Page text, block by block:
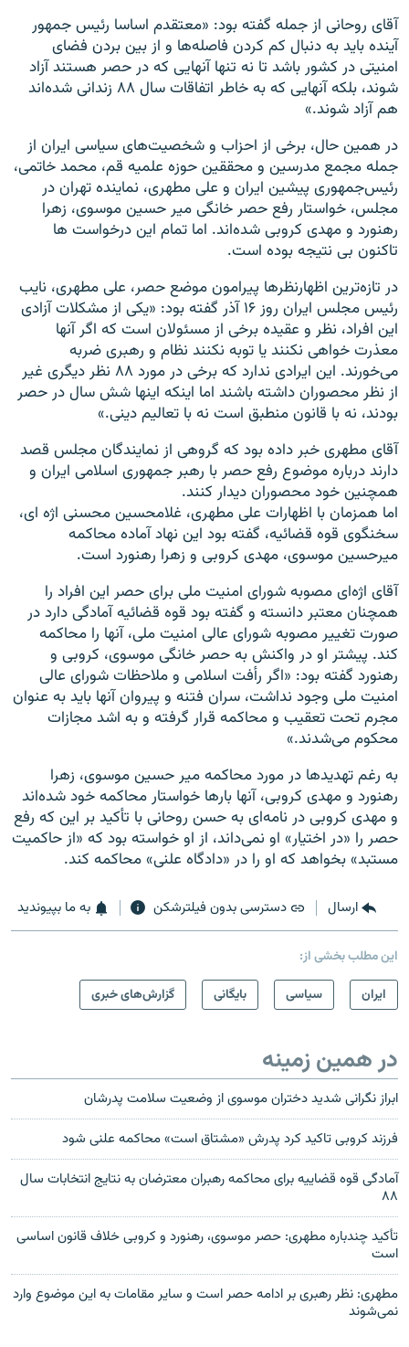
آقای روحانی از جمله گفته بود: «معتقدم اساسا رئیس جمهور
آینده باید به دنبال کم کردن فاصله‌ها و از بین بردن فضای
امنیتی در کشور باشد تا نه تنها آنهایی که در حصر هستند آزاد
شوند، بلکه آنهایی که به خاطر اتفاقات سال ۸۸ زندانی شده‌اند
هم آزاد شوند.»
در همین حال، برخی از احزاب و شخصیت‌های سیاسی ایران از
جمله مجمع مدرسین و محققین حوزه علمیه قم، محمد خاتمی،
رئیس‌جمهوری پیشین ایران و علی مطهری، نماینده تهران در
مجلس، خواستار رفع حصر خانگی میر حسین موسوی، زهرا
رهنورد و مهدی کروبی شده‌اند. اما تمام این درخواست ها
تاکنون بی نتیجه بوده است.
در تازه‌ترین اظهارنظرها پیرامون موضع حصر، علی مطهری، نایب
رئیس مجلس ایران روز ۱۶ آذر گفته بود: «یکی از مشکلات آزادی
این افراد، نظر و عقیده برخی از مسئولان است که اگر آنها
معذرت خواهی نکنند یا توبه نکنند نظام و رهبری ضربه
می‌خورند. این ایرادی ندارد که برخی در مورد ۸۸ نظر دیگری غیر
از نظر محصوران داشته باشند اما اینکه اینها شش سال در حصر
بودند، نه با قانون منطبق است نه با تعالیم دینی.»
آقای مطهری خبر داده بود که گروهی از نمایندگان مجلس قصد
دارند درباره موضوع رفع حصر با رهبر جمهوری اسلامی ایران و
همچنین خود محصوران دیدار کنند.
اما همزمان با اظهارات علی مطهری، غلامحسین محسنی اژه ای،
سخنگوی قوه قضائیه، گفته بود این نهاد آماده محاکمه
میرحسین موسوی، مهدی کروبی و زهرا رهنورد است.
آقای اژه‌ای مصوبه شورای امنیت ملی برای حصر این افراد را
همچنان معتبر دانسته و گفته بود قوه قضائیه آمادگی دارد در
صورت تغییر مصوبه شورای عالی امنیت ملی، آنها را محاکمه
کند. پیشتر او در واکنش به حصر خانگی موسوی، کروبی و
رهنورد گفته بود: «اگر رأفت اسلامی و ملاحظات شورای عالی
امنیت ملی وجود نداشت،‌ سران فتنه و پیروان آنها باید به عنوان
مجرم تحت تعقیب و محاکمه قرار گرفته و به اشد مجازات
محکوم می‌شدند.»
به رغم تهدیدها در مورد محاکمه میر حسین موسوی، زهرا
رهنورد و مهدی کروبی، آنها بارها خواستار محاکمه خود شده‌اند
و مهدی کروبی در نامه‌ای به حسن روحانی با تأکید بر این که رفع
حصر را «در اختیار» او نمی‌داند، از او خواسته بود که «از حاکمیت
مستبد» بخواهد که او را در «دادگاه علنی» محاکمه کند.
ارسال دسترسی بدون فیلترشکن به ما بپیوندید
این مطلب بخشی از:
ايران
سیاسی بایگانی گزارش‌های خبری
در همین زمینه
‫ابراز نگرانی شدید دختران موسوی از وضعیت سلامت پدرشان‬
فرزند کروبی تاکید کرد پدرش «مشتاق است» محاکمه علنی شود
آمادگی قوه قضاییه برای محاکمه رهبران معترضان به نتایج انتخابات سال
۸۸
تأکید چندباره مطهری: حصر موسوی، رهنورد و کروبی خلاف قانون اساسی
است
مطهری: نظر رهبری بر ادامه حصر است و سایر مقامات به این موضوع وارد
نمی‌شوند